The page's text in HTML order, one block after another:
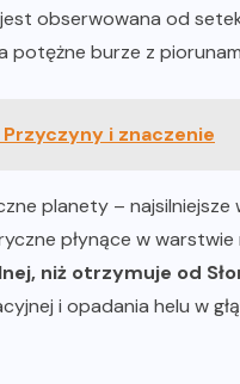
obserwowana od
burze z
i znaczenie
planety – najsilniejsze
płynące w
niż otrzymuje od
i opadania helu w